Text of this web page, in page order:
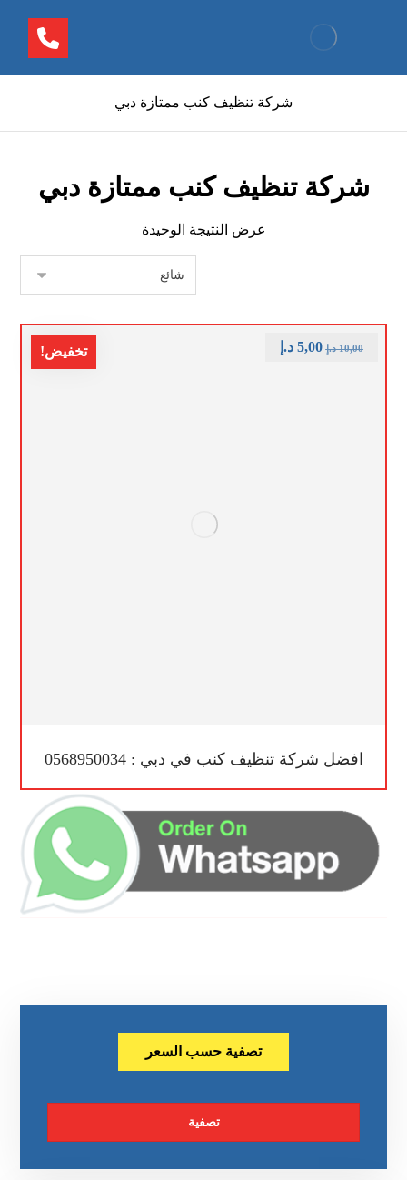
شركة تنظيف كنب ممتازة دبي
شركة تنظيف كنب ممتازة دبي
عرض النتيجة الوحيدة
تخفيض!
افضل شركة تنظيف كنب في دبي : 0568950034
10,00 د.إ 5,00 د.إ
تصفية حسب السعر
تصفية